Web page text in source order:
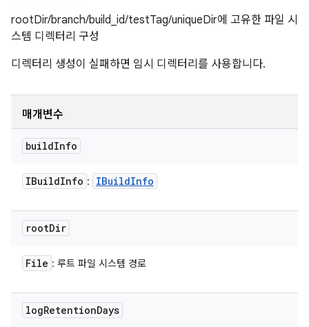
rootDir/branch/build_id/testTag/uniqueDir에 고유한 파일 시
스템 디렉터리 구성
디렉터리 생성이 실패하면 임시 디렉터리를 사용합니다.
매개변수
buildInfo
IBuildInfo : IBuildInfo
rootDir
File : 루트 파일 시스템 경로
logRetentionDays